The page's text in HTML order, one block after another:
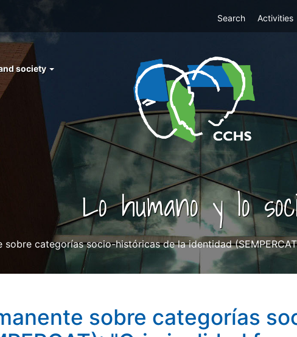
Top
Search Activities
society
Lo humano y lo
sobre categorías socio-históricas de la identidad
sobre categorías